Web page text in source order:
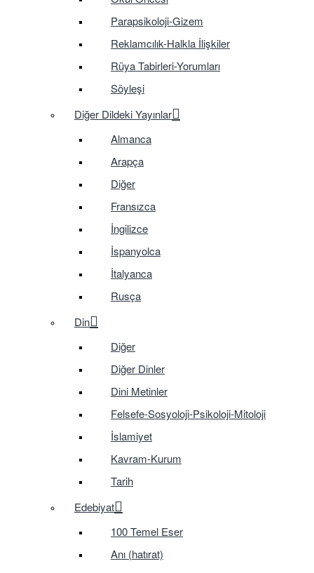
Parapsikoloji-Gizem
Reklamcılık-Halkla İlişkiler
Rüya Tabirleri-Yorumları
Söyleşi
Diğer Dildeki Yayınlar
Almanca
Arapça
Diğer
Fransızca
İngilizce
İspanyolca
İtalyanca
Rusça
Din
Diğer
Diğer Dinler
Dini Metinler
Felsefe-Sosyoloji-Psikoloji-Mitoloji
İslamiyet
Kavram-Kurum
Tarih
Edebiyat
100 Temel Eser
Anı (hatırat)